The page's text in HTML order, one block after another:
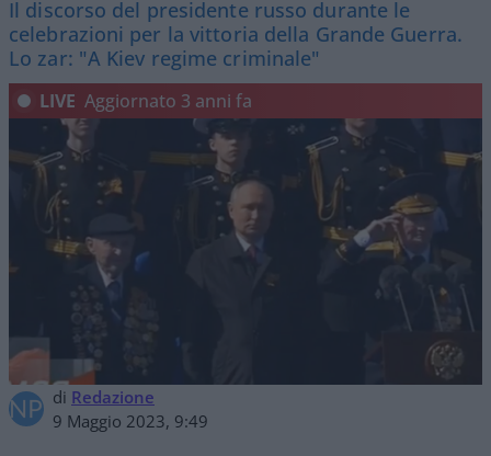
Il discorso del presidente russo durante le
celebrazioni per la vittoria della Grande Guerra.
Lo zar: "A Kiev regime criminale"
di Redazione
9 Maggio 2023, 9:49
LIVE Aggiornato 3 anni fa